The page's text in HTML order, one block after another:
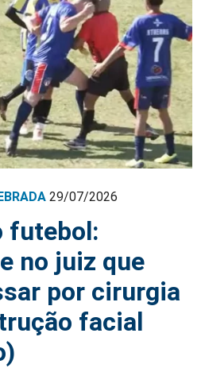
29/07/2026
futebol:
no juiz que
por cirurgia
facial